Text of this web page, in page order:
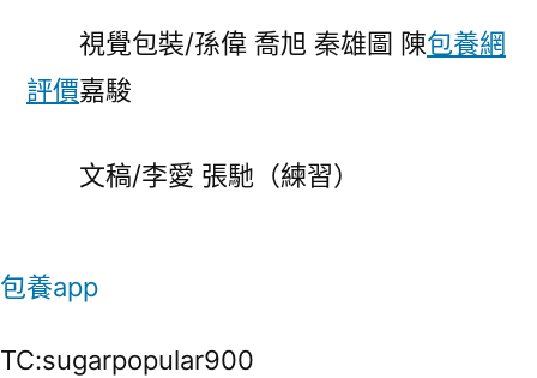
視覺包裝/孫偉 喬旭 秦雄圖 陳包養網
評價嘉駿
文稿/李愛 張馳（練習）
包養app
TC:sugarpopular900